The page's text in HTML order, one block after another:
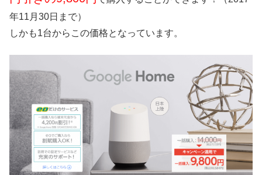
年11月30日まで）
しかも1台からこの価格となっています。